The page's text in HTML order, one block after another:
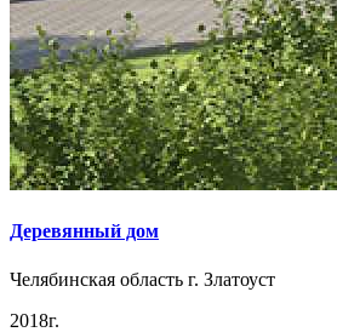
Деревянный дом
Челябинская область г. Златоуст
2018г.